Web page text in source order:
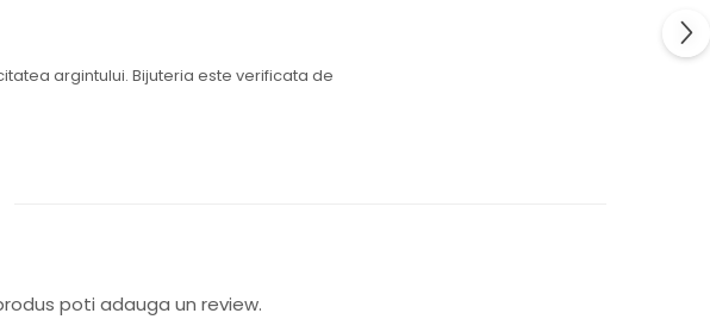
argintului. Bijuteria este verificata de
poti adauga un review.